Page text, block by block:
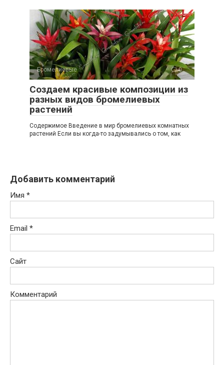
Бромелиевые 0
Создаем красивые композиции из
разных видов бромелиевых
растений
Содержимое Введение в мир бромелиевых комнатных
растений Если вы когда-то задумывались о том, как
Добавить комментарий
Имя *
Email *
Сайт
Комментарий